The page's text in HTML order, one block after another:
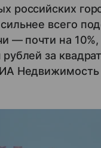
российских
всего
— почти на
за